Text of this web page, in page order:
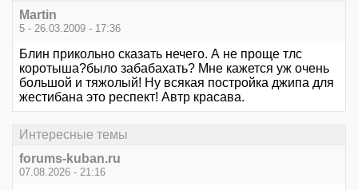
Martin
5 - 26.03.2009 - 17:36
Блин прикольно сказать нечего. А не проще тлс
коротыша?было забабахать? Мне кажется уж очень
большой и тяжолый! Ну всякая постройка джипа для
жестибана это респект! Автр красава.
Интересные темы
forums-kuban.ru
07.08.2026 - 21:16